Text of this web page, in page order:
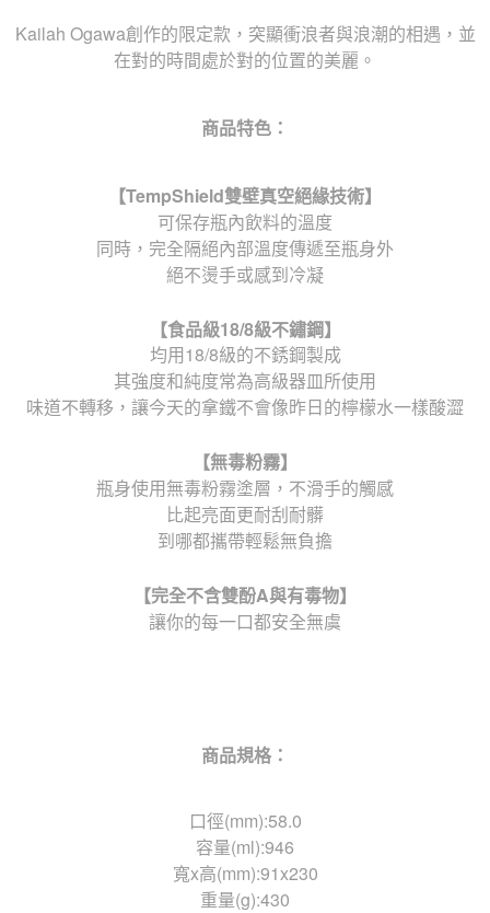
Kailah Ogawa創作的限定款，突顯衝浪者與浪潮的相遇，並
在對的時間處於對的位置的美麗。
商品特色：
【TempShield雙壁真空絕緣技術】
可保存瓶內飲料的溫度
同時，完全隔絕內部溫度傳遞至瓶身外
絕不燙手或感到冷凝
【食品級18/8級不鏽鋼】
均用18/8級的不銹鋼製成
其強度和純度常為高級器皿所使用
味道不轉移，讓今天的拿鐵不會像昨日的檸檬水一樣酸澀
【無毒粉霧】
瓶身使用無毒粉霧塗層，不滑手的觸感
比起亮面更耐刮耐髒
到哪都攜帶輕鬆無負擔
【完全不含雙酚A與有毒物】
讓你的每一口都安全無虞
商品規格：
口徑(mm):58.0
容量(ml):946
寬x高(mm):91x230
重量(g):430